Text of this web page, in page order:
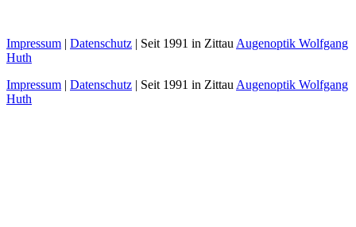
Impressum | Datenschutz | Seit 1991 in Zittau Augenoptik Wolfgang
Huth
Impressum | Datenschutz | Seit 1991 in Zittau Augenoptik Wolfgang
Huth